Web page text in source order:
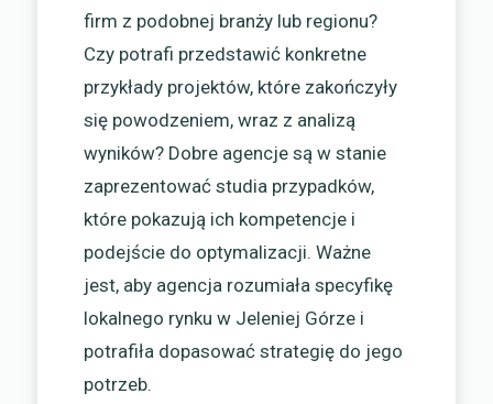
firm z podobnej branży lub regionu?
Czy potrafi przedstawić konkretne
przykłady projektów, które zakończyły
się powodzeniem, wraz z analizą
wyników? Dobre agencje są w stanie
zaprezentować studia przypadków,
które pokazują ich kompetencje i
podejście do optymalizacji. Ważne
jest, aby agencja rozumiała specyfikę
lokalnego rynku w Jeleniej Górze i
potrafiła dopasować strategię do jego
potrzeb.